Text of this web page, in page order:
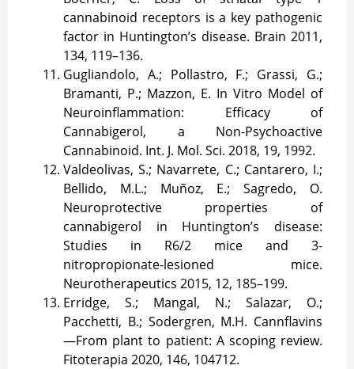
cannabinoid receptors is a key pathogenic
factor in Huntington’s disease. Brain 2011,
134, 119–136.
Gugliandolo, A.; Pollastro, F.; Grassi, G.;
Bramanti, P.; Mazzon, E. In Vitro Model of
Neuroinflammation: Efficacy of
Cannabigerol, a Non-Psychoactive
Cannabinoid. Int. J. Mol. Sci. 2018, 19, 1992.
Valdeolivas, S.; Navarrete, C.; Cantarero, I.;
Bellido, M.L.; Muñoz, E.; Sagredo, O.
Neuroprotective properties of
cannabigerol in Huntington’s disease:
Studies in R6/2 mice and 3-
nitropropionate-lesioned mice.
Neurotherapeutics 2015, 12, 185–199.
Erridge, S.; Mangal, N.; Salazar, O.;
Pacchetti, B.; Sodergren, M.H. Cannflavins
—From plant to patient: A scoping review.
Fitoterapia 2020, 146, 104712.